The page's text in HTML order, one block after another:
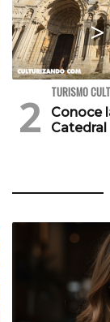
TURISMO
Conoce